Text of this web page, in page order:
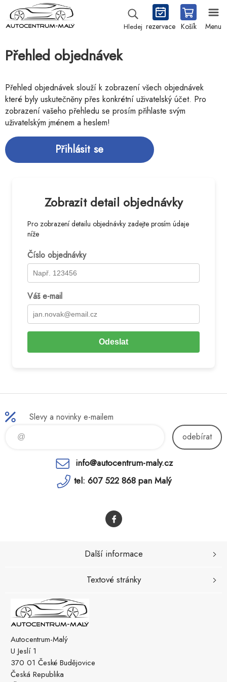
Hledej rezervace Košík Menu
Přehled objednávek
Přehled objednávek slouží k zobrazení všech objednávek
které byly uskutečněny přes konkrétní uživatelský účet. Pro
zobrazení vašeho přehledu se prosím přihlaste svým
uživatelským jménem a heslem!
Přihlásit se
Zobrazit detail objednávky
Pro zobrazení detailu objednávky zadejte prosím údaje
níže
Číslo objednávky
Váš e-mail
Odeslat
Slevy a novinky e-mailem
odebírat
info@autocentrum-maly.cz
tel: 607 522 868 pan Malý
Autocentrum-Malý
U Jeslí 1
370 01 České Budějovice
Česká Republika
Další informace
Textové stránky